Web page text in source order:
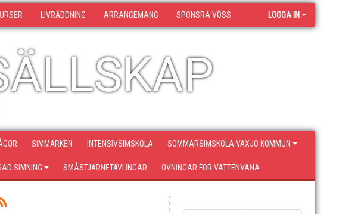
LIVRÄDDNING ARRANGEMANG SPONSRA VÖSS LOGGA IN
SIMMÄRKEN INTENSIVSIMSKOLA SOMMARSIMSKOLA VÄXJÖ KOMMUN
SIMNING SMÅSTJÄRNETÄVLINGAR ÖVNINGAR FÖR VATTENVANA